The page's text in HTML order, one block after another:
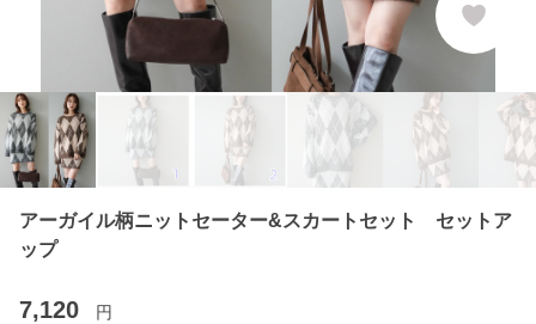
アーガイル柄ニットセーター&スカートセット セットア
ップ
7,120 円